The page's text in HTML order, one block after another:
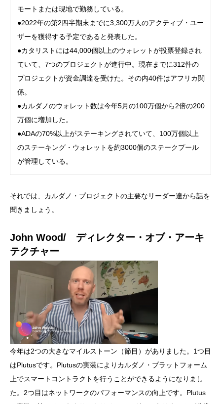
モートまたは現地で勤務している。
●2022年の第2四半期末までに3,300万人のアクティブ・ユー
ザーを獲得する予定であると発表した。
●カタリストには44,000個以上のウォレットが投票登録され
ていて、7つのプロジェクトが進行中。現在までに312件の
プロジェクトが資金調達を受けた。その内40件はアフリカ関
係。
●カルダノのウォレット数は今年5月の100万個から2倍の200
万個に増加した。
●ADAの70%以上がステーキングされていて、100万個以上
のステーキング・ウォレットを約3000個のステークプール
が管理している。
それでは、カルダノ・プロジェクトの主要なリーダー達から話を
聞きましょう。
John Wood/ ディレクター・オブ・アーキ
テクチャー
今年は2つの大きなマイルストーン（節目）がありました。1つ目
はPlutusです。Plutusの実装によりカルダノ・プラットフォーム
上でスマートコントラクトを行うことができるようになりまし
た。2つ目はネットワークのパフォーマンスの向上です。Plutus